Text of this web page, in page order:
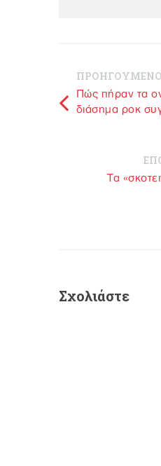
Πώς πήραν τα
διάσημα ροκ
Τα
Σχολιάστε